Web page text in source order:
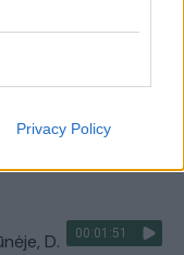
Privacy Policy
00:01:51
D.